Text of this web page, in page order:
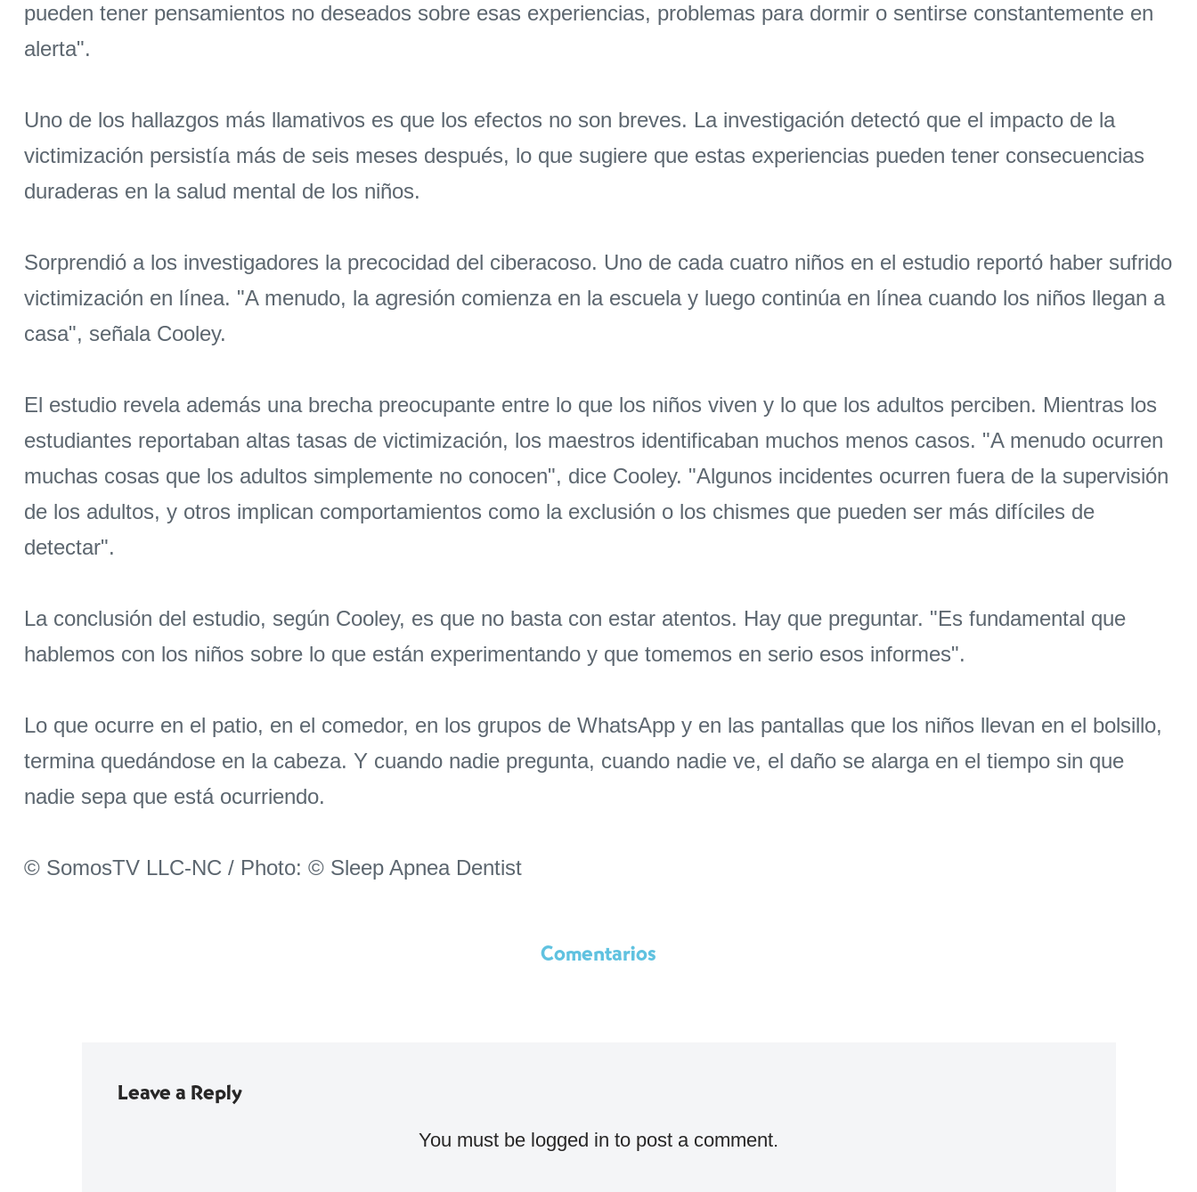
pueden tener pensamientos no deseados sobre esas experiencias, problemas para dormir o sentirse constantemente en
alerta".
Uno de los hallazgos más llamativos es que los efectos no son breves. La investigación detectó que el impacto de la
victimización persistía más de seis meses después, lo que sugiere que estas experiencias pueden tener consecuencias
duraderas en la salud mental de los niños.
Sorprendió a los investigadores la precocidad del ciberacoso. Uno de cada cuatro niños en el estudio reportó haber sufrido
victimización en línea. "A menudo, la agresión comienza en la escuela y luego continúa en línea cuando los niños llegan a
casa", señala Cooley.
El estudio revela además una brecha preocupante entre lo que los niños viven y lo que los adultos perciben. Mientras los
estudiantes reportaban altas tasas de victimización, los maestros identificaban muchos menos casos. "A menudo ocurren
muchas cosas que los adultos simplemente no conocen", dice Cooley. "Algunos incidentes ocurren fuera de la supervisión
de los adultos, y otros implican comportamientos como la exclusión o los chismes que pueden ser más difíciles de
detectar".
La conclusión del estudio, según Cooley, es que no basta con estar atentos. Hay que preguntar. "Es fundamental que
hablemos con los niños sobre lo que están experimentando y que tomemos en serio esos informes".
Lo que ocurre en el patio, en el comedor, en los grupos de WhatsApp y en las pantallas que los niños llevan en el bolsillo,
termina quedándose en la cabeza. Y cuando nadie pregunta, cuando nadie ve, el daño se alarga en el tiempo sin que
nadie sepa que está ocurriendo.
© SomosTV LLC-NC / Photo: © Sleep Apnea Dentist
Comentarios
Leave a Reply
You must be logged in to post a comment.